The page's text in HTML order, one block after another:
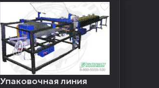
Упаковочная линия